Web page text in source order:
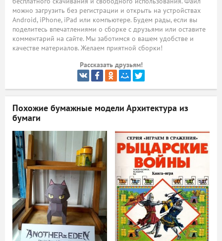
можно загрузить без регистрации и открыть на устройствах
Android, iPhone, iPad или компьютере. Будем рады, если вы
поделитесь впечатлениями о сборке с друзьями или оставите
комментарий на сайте. Мы заботимся о вашем удобстве и
качестве материалов. Желаем приятной сборки!
Рассказать друзьям!
Похожие бумажные модели Архитектура из
бумаги